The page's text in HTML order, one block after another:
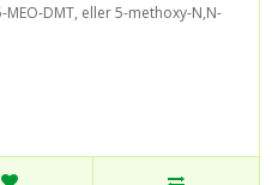
DMT, eller 5-methoxy-N,N-